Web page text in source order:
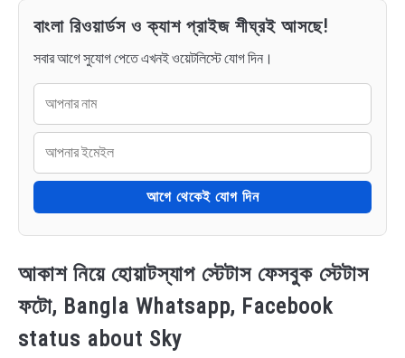
বাংলা রিওয়ার্ডস ও ক্যাশ প্রাইজ শীঘ্রই আসছে!
সবার আগে সুযোগ পেতে এখনই ওয়েটলিস্টে যোগ দিন।
আগে থেকেই যোগ দিন
আকাশ নিয়ে হোয়াটস্যাপ স্টেটাস ফেসবুক স্টেটাস
ফটো, Bangla Whatsapp, Facebook
status about Sky